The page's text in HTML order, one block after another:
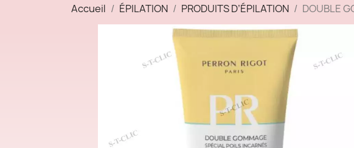
Accueil ÉPILATION PRODUITS D’ÉPILATION DOUBLE